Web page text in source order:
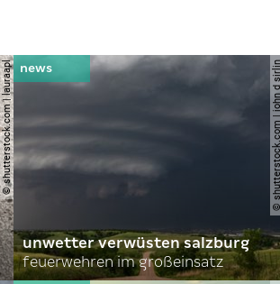
© shutterstock.com | lauraapl ©
unwetter verwüsten salzburg
feuerwehren im großeinsatz